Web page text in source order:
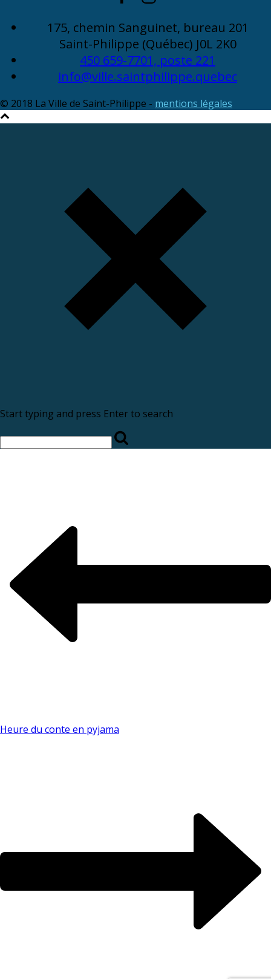
175, chemin Sanguinet, bureau 201
Saint-Philippe (Québec) J0L 2K0
450 659-7701, poste 221
info@ville.saintphilippe.quebec
© 2018 La Ville de Saint-Philippe - mentions légales
Start typing and press Enter to search
Heure du conte en pyjama